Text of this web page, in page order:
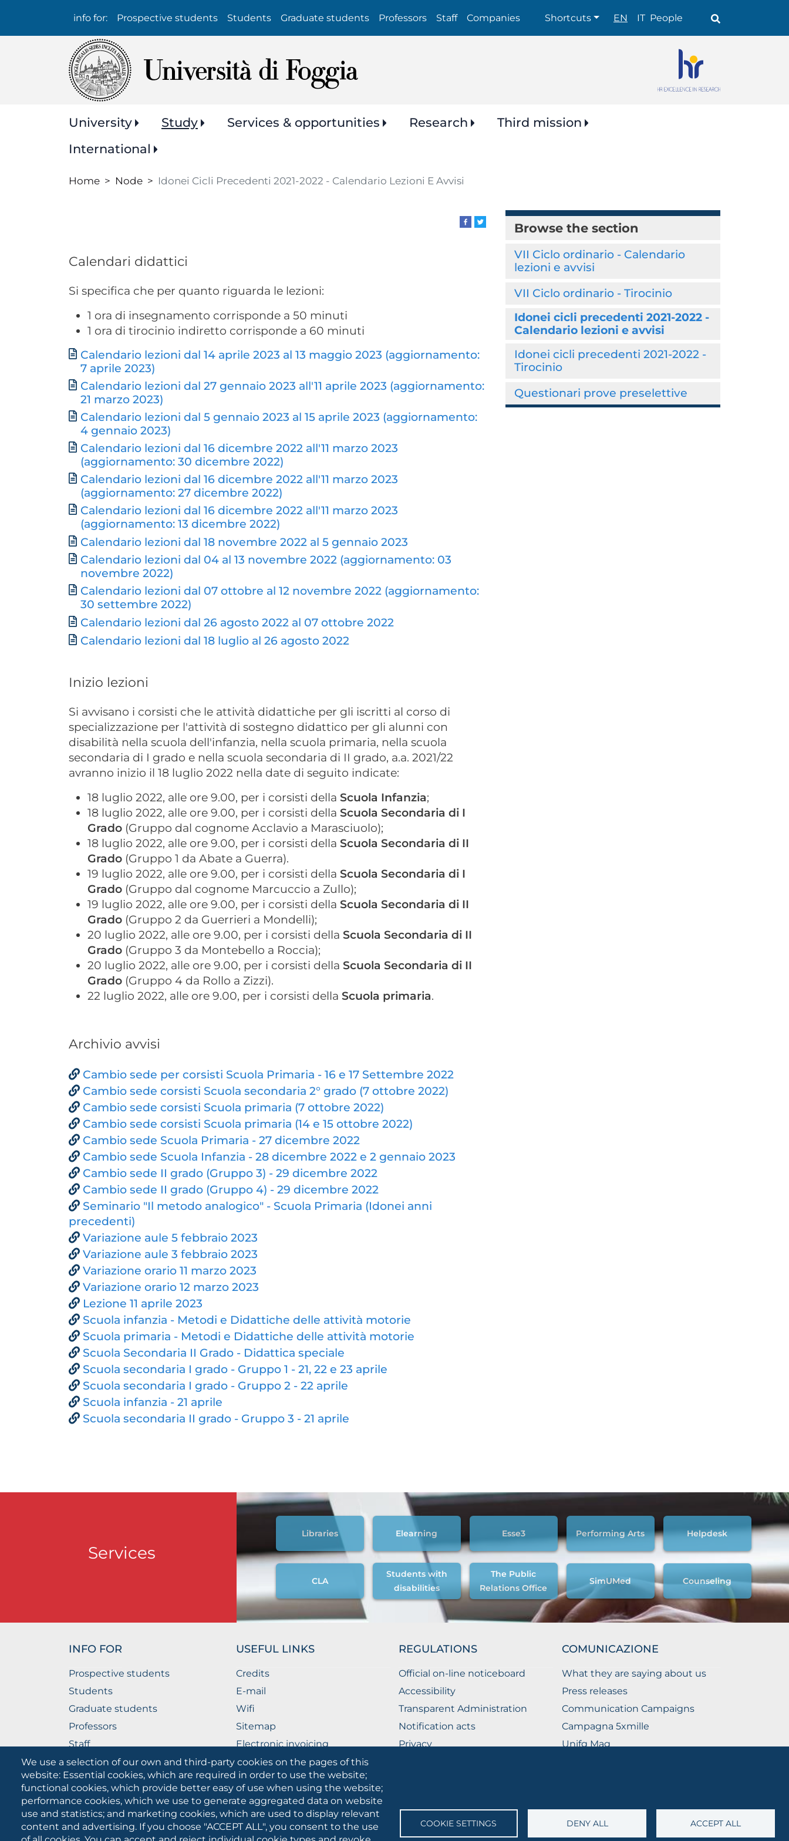
Info
per:
info for: Prospective students Students Graduate students Professors Staff Companies Shortcuts
Shortcuts EN IT People
Navigazione
principale
University Study Services & opportunities Research
Third mission
International
Home Node Idonei Cicli Precedenti 2021-2022 - Calendario Lezioni E Avvisi
Calendari didattici
Si specifica che per quanto riguarda le lezioni:
1 ora di insegnamento corrisponde a 50 minuti
1 ora di tirocinio indiretto corrisponde a 60 minuti
Document
Calendario lezioni dal 14 aprile 2023 al 13 maggio 2023 (aggiornamento:
7 aprile 2023)
Calendario lezioni dal 27 gennaio 2023 all'11 aprile 2023 (aggiornamento:
21 marzo 2023)
Calendario lezioni dal 5 gennaio 2023 al 15 aprile 2023 (aggiornamento:
4 gennaio 2023)
Calendario lezioni dal 16 dicembre 2022 all'11 marzo 2023
(aggiornamento: 30 dicembre 2022)
Calendario lezioni dal 16 dicembre 2022 all'11 marzo 2023
(aggiornamento: 27 dicembre 2022)
Calendario lezioni dal 16 dicembre 2022 all'11 marzo 2023
(aggiornamento: 13 dicembre 2022)
Calendario lezioni dal 18 novembre 2022 al 5 gennaio 2023
Calendario lezioni dal 04 al 13 novembre 2022 (aggiornamento: 03
novembre 2022)
Calendario lezioni dal 07 ottobre al 12 novembre 2022 (aggiornamento:
30 settembre 2022)
Calendario lezioni dal 26 agosto 2022 al 07 ottobre 2022
Calendario lezioni dal 18 luglio al 26 agosto 2022
Inizio lezioni
Si avvisano i corsisti che le attività didattiche per gli iscritti al corso di
specializzazione per l'attività di sostegno didattico per gli alunni con
disabilità nella scuola dell'infanzia, nella scuola primaria, nella scuola
secondaria di I grado e nella scuola secondaria di II grado, a.a. 2021/22
avranno inizio il 18 luglio 2022 nella date di seguito indicate:
18 luglio 2022, alle ore 9.00, per i corsisti della Scuola Infanzia;
18 luglio 2022, alle ore 9.00, per i corsisti della Scuola Secondaria di I
Grado (Gruppo dal cognome Acclavio a Marasciuolo);
18 luglio 2022, alle ore 9.00, per i corsisti della Scuola Secondaria di II
Grado (Gruppo 1 da Abate a Guerra).
19 luglio 2022, alle ore 9.00, per i corsisti della Scuola Secondaria di I
Grado (Gruppo dal cognome Marcuccio a Zullo);
19 luglio 2022, alle ore 9.00, per i corsisti della Scuola Secondaria di II
Grado (Gruppo 2 da Guerrieri a Mondelli);
20 luglio 2022, alle ore 9.00, per i corsisti della Scuola Secondaria di II
Grado (Gruppo 3 da Montebello a Roccia);
20 luglio 2022, alle ore 9.00, per i corsisti della Scuola Secondaria di II
Grado (Gruppo 4 da Rollo a Zizzi).
22 luglio 2022, alle ore 9.00, per i corsisti della Scuola primaria.
Archivio avvisi
Cambio sede per corsisti Scuola Primaria - 16 e 17 Settembre 2022
Cambio sede corsisti Scuola secondaria 2° grado (7 ottobre 2022)
Cambio sede corsisti Scuola primaria (7 ottobre 2022)
Cambio sede corsisti Scuola primaria (14 e 15 ottobre 2022)
Cambio sede Scuola Primaria - 27 dicembre 2022
Cambio sede Scuola Infanzia - 28 dicembre 2022 e 2 gennaio 2023
Cambio sede II grado (Gruppo 3) - 29 dicembre 2022
Cambio sede II grado (Gruppo 4) - 29 dicembre 2022
Seminario "Il metodo analogico" - Scuola Primaria (Idonei anni
precedenti)
Variazione aule 5 febbraio 2023
Variazione aule 3 febbraio 2023
Variazione orario 11 marzo 2023
Variazione orario 12 marzo 2023
Lezione 11 aprile 2023
Scuola infanzia - Metodi e Didattiche delle attività motorie
Scuola primaria - Metodi e Didattiche delle attività motorie
Scuola Secondaria II Grado - Didattica speciale
Scuola secondaria I grado - Gruppo 1 - 21, 22 e 23 aprile
Scuola secondaria I grado - Gruppo 2 - 22 aprile
Scuola infanzia - 21 aprile
Scuola secondaria II grado - Gruppo 3 - 21 aprile
Browse the section
VII Ciclo ordinario - Calendario
lezioni e avvisi
VII Ciclo ordinario - Tirocinio
Idonei cicli precedenti 2021-2022 -
Calendario lezioni e avvisi
Idonei cicli precedenti 2021-2022 -
Tirocinio
Questionari prove preselettive
We use a selection of our own and third-party cookies on the pages of this
website: Essential cookies, which are required in order to use the website;
functional cookies, which provide better easy of use when using the website;
performance cookies, which we use to generate aggregated data on website
use and statistics; and marketing cookies, which are used to display relevant
content and advertising. If you choose "ACCEPT ALL", you consent to the use
COOKIE SETTINGS DENY ALL ACCEPT ALL
Services
Libraries Elearning Esse3 Performing Arts Helpdesk
CLA
Students with
disabilities
The Public
Relations Office
SimUMed Counseling
INFO FOR
Prospective students
Students
Graduate students
Professors
Staff
Companies
USEFUL LINKS
Credits
E-mail
Wifi
Sitemap
Electronic invoicing
The Public Relations Office
REGULATIONS
Official on-line noticeboard
Accessibility
Transparent Administration
Notification acts
Privacy
COMUNICAZIONE
What they are saying about us
Press releases
Communication Campaigns
Campagna 5xmille
Unifg Mag
SOCIAL
MEDIA